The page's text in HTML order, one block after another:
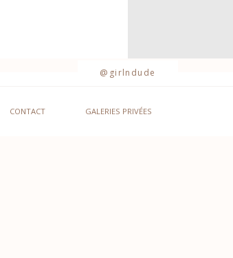
@girlndude
CONTACT GALERIES PRIVÉES